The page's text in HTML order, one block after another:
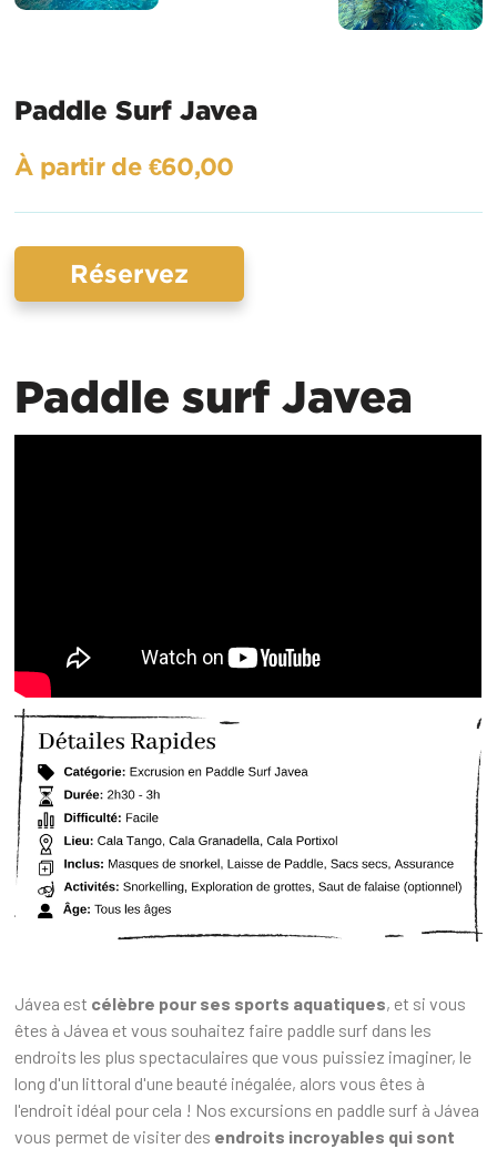
Paddle Surf Javea
À partir de €60,00
Réservez
Paddle surf Javea
Jávea est célèbre pour ses sports aquatiques, et si vous
êtes à Jávea et vous souhaitez faire paddle surf dans les
endroits les plus spectaculaires que vous puissiez imaginer, le
long d'un littoral d'une beauté inégalée, alors vous êtes à
l'endroit idéal pour cela ! Nos excursions en paddle surf à Jávea
vous permet de visiter des endroits incroyables qui sont